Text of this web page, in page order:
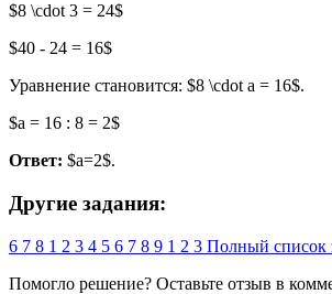
$8 \cdot 3 = 24$
$40 - 24 = 16$
Уравнение становится: $8 \cdot a = 16$.
$a = 16 : 8 = 2$
Ответ: $a=2$.
Другие задания:
6 7 8 1 2 3 4 5 6 7 8 9 1 2 3 Полный список
Помогло решение? Оставьте отзыв в